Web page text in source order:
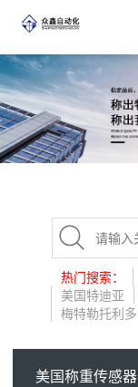
热门搜索：
美国特迪亚
梅特勒托利多
美国称重传感器